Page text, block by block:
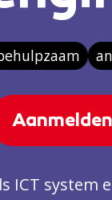
Aanmelden
ICT system